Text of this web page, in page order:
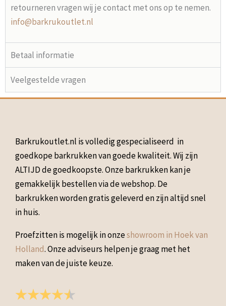
retourneren vragen wij je contact met ons op te nemen.
info@barkrukoutlet.nl
Betaal informatie
Veelgestelde vragen
Barkrukoutlet.nl is volledig gespecialiseerd in
goedkope barkrukken van goede kwaliteit. Wij zijn
ALTIJD de goedkoopste. Onze barkrukken kan je
gemakkelijk bestellen via de webshop. De
barkrukken worden gratis geleverd en zijn altijd snel
in huis.
Proefzitten is mogelijk in onzeshowroom in Hoek van
Holland. Onze adviseurs helpen je graag met het
maken van de juiste keuze.